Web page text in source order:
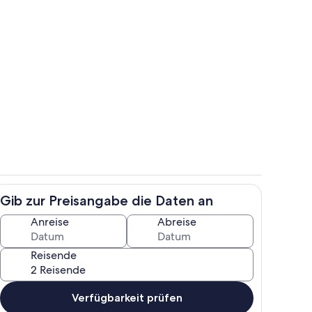
Schlafzimmer mit Doppelbett
Gib zur Preisangabe die Daten an
Anreise Abreise
Reisende
Verfügbarkeit prüfen